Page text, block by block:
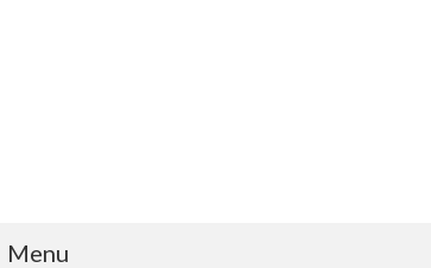
Menu